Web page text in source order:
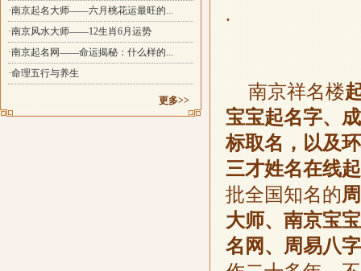
·南京起名大师——六月桃花运最旺的...
·南京风水大师——12生肖6月运势
·南京起名网——命运揭秘：什么样的...
·命理五行与养生
更多>>
.
南京祥名楼
宝宝起名字、
标取名，以及
三才姓名在线
批全国知名的
大师、南京宝
名网、周易八